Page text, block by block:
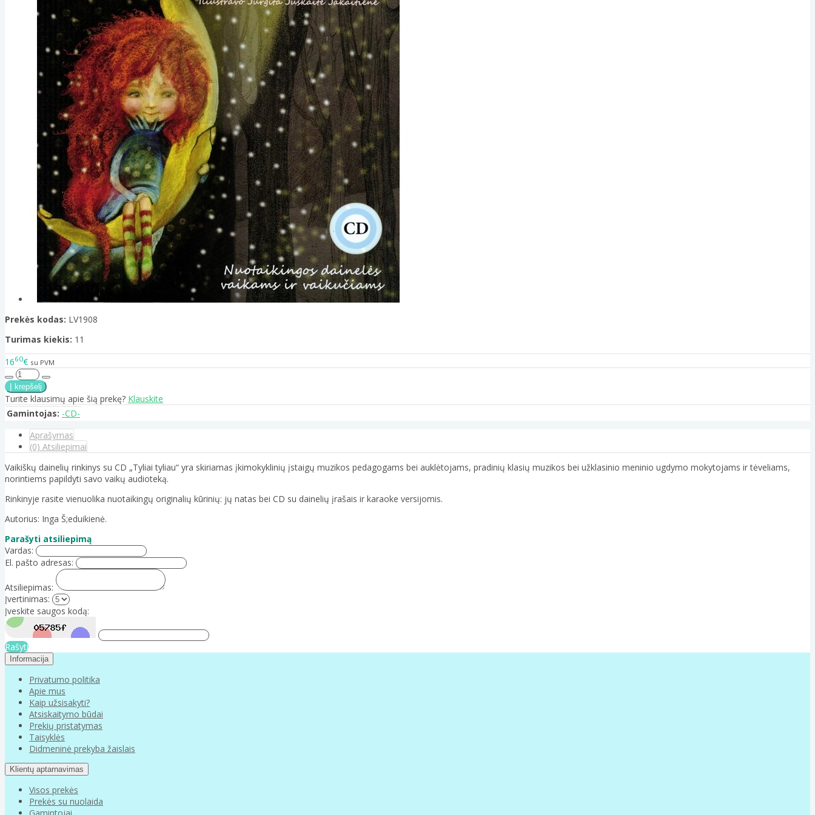
Prekės kodas: LV1908
Turimas kiekis: 11
1660€ su PVM
Turite klausimų apie šią prekę? Klauskite
Gamintojas: -CD-
Aprašymas
(0) Atsiliepimai
Vaikiškų dainelių rinkinys su CD „Tyliai tyliau“ yra skiriamas įkimokyklinių įstaigų muzikos pedagogams bei auklėtojams, pradinių klasių muzikos bei užklasinio meninio ugdymo mokytojams ir tėveliams,
norintiems papildyti savo vaikų audioteką.
Rinkinyje rasite vienuolika nuotaikingų originalių kūrinių: jų natas bei CD su dainelių įrašais ir karaoke versijomis.
Autorius: Inga Š;eduikienė.
Parašyti atsiliepimą
Vardas:
El. pašto adresas:
Atsiliepimas:
Įvertinimas:
Įveskite saugos kodą:
Rašyti
Informacija
Privatumo politika
Apie mus
Kaip užsisakyti?
Atsiskaitymo būdai
Prekių pristatymas
Taisyklės
Didmeninė prekyba žaislais
Klientų aptarnavimas
Visos prekės
Prekės su nuolaida